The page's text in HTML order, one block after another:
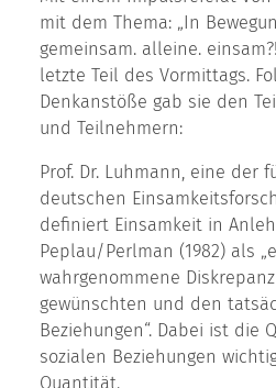
mit dem Thema: „In
gemeinsam. alleine.
letzte Teil des Vormittags.
Denkanstöße gab sie den
und Teilnehmern:
Prof. Dr. Luhmann, eine der
deutschen
definiert Einsamkeit in
Peplau/Perlman (1982) als
wahrgenommene
gewünschten und den
Beziehungen“. Dabei ist die
sozialen Beziehungen
Quantität.